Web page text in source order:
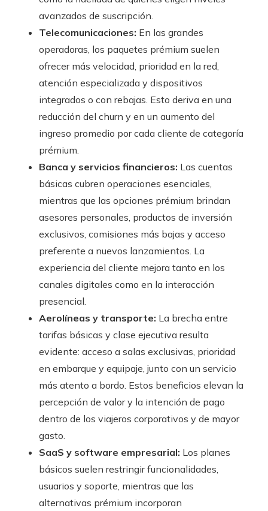
avanzados de suscripción.
Telecomunicaciones: En las grandes
operadoras, los paquetes prémium suelen
ofrecer más velocidad, prioridad en la red,
atención especializada y dispositivos
integrados o con rebajas. Esto deriva en una
reducción del churn y en un aumento del
ingreso promedio por cada cliente de categoría
prémium.
Banca y servicios financieros: Las cuentas
básicas cubren operaciones esenciales,
mientras que las opciones prémium brindan
asesores personales, productos de inversión
exclusivos, comisiones más bajas y acceso
preferente a nuevos lanzamientos. La
experiencia del cliente mejora tanto en los
canales digitales como en la interacción
presencial.
Aerolíneas y transporte: La brecha entre
tarifas básicas y clase ejecutiva resulta
evidente: acceso a salas exclusivas, prioridad
en embarque y equipaje, junto con un servicio
más atento a bordo. Estos beneficios elevan la
percepción de valor y la intención de pago
dentro de los viajeros corporativos y de mayor
gasto.
SaaS y software empresarial: Los planes
básicos suelen restringir funcionalidades,
usuarios y soporte, mientras que las
alternativas prémium incorporan